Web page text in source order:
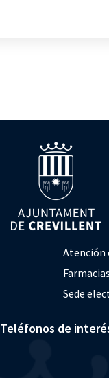
Atención
Farmacias
Sede
Teléfonos de